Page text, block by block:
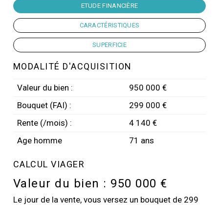
ETUDE FINANCIÈRE
CARACTÉRISTIQUES
SUPERFICIE
MODALITÉ D'ACQUISITION
Valeur du bien :
950 000 €
Bouquet (FAI) :
299 000 €
Rente (/mois) :
4 140 €
Age homme
71 ans
CALCUL VIAGER
Valeur du bien : 950 000 €
Le jour de la vente, vous versez un bouquet de 299